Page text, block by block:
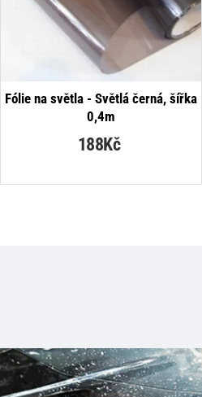
NEJPRODÁVANĚJŠÍ
Fólie na světla - Světlá černá, šířka
0,4m
188Kč